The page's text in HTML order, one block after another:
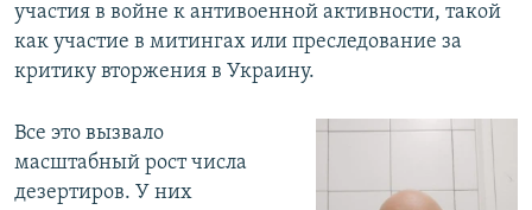
участия в войне к антивоенной активности, такой
как участие в митингах или преследование за
критику вторжения в Украину.
Все это вызвало
масштабный рост числа
дезертиров. У них